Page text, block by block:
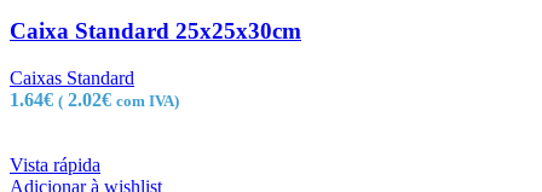
Caixa Standard 25x25x30cm
Caixas Standard
1.64€ ( 2.02€ com IVA)
Vista rápida
Adicionar à wishlist